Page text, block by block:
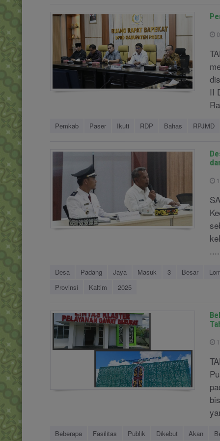
II
Pemkab Paser Ikuti RDP Bahas RPJMD
....
Desa Padang Jaya Masuk 3 Besar
Provinsi
Kaltim 2025
Beberapa Fasilitas Publik Dikebut Akan